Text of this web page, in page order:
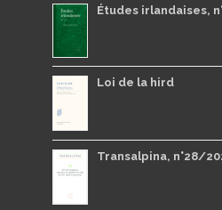
Études irlandaises,
Loi de la hird
Transalpina, n°28/